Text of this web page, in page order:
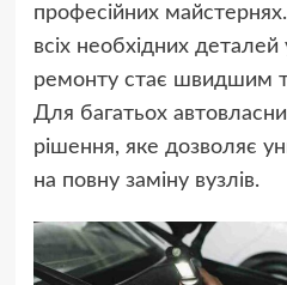
професійних
всіх необхідних
ремонту стає швидшим
Для багатьох
рішення, яке дозволяє
на повну заміну вузлів.